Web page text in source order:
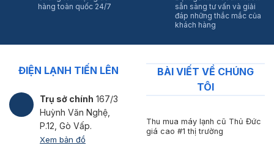
hàng toàn quốc 24/7
sẵn sàng tư vấn và giải
đáp những thắc mắc của
khách hàng
ĐIỆN LẠNH TIẾN LÊN
Trụ sở chính 167/3
Huỳnh Văn Nghệ,
P.12, Gò Vấp.
Xem bản đồ
BÀI VIẾT VỀ CHÚNG
TÔI
Thu mua máy lạnh cũ Thủ Đức
giá cao #1 thị trường